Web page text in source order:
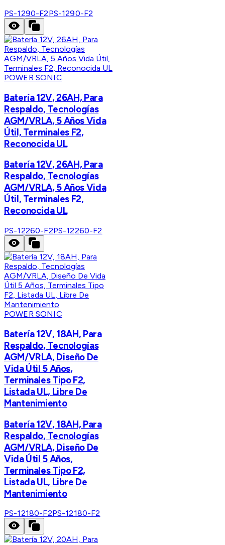
PS-1290-F2PS-1290-F2
POWER SONIC
Batería 12V, 26AH, Para
Respaldo, Tecnologías
AGM/VRLA, 5 Años Vida
Útil, Terminales F2,
Reconocida UL
Batería 12V, 26AH, Para
Respaldo, Tecnologías
AGM/VRLA, 5 Años Vida
Útil, Terminales F2,
Reconocida UL
PS-12260-F2PS-12260-F2
POWER SONIC
Batería 12V, 18AH, Para
Respaldo, Tecnologías
AGM/VRLA, Diseño De
Vida Útil 5 Años,
Terminales Tipo F2,
Listada UL, Libre De
Mantenimiento
Batería 12V, 18AH, Para
Respaldo, Tecnologías
AGM/VRLA, Diseño De
Vida Útil 5 Años,
Terminales Tipo F2,
Listada UL, Libre De
Mantenimiento
PS-12180-F2PS-12180-F2